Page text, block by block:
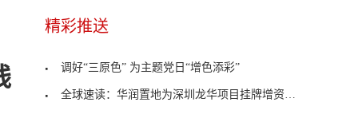
精彩推送
调好“三原色” 为主题党日“增色添彩”
全球速读：华润置地为深圳龙华项目挂牌增资，对应持